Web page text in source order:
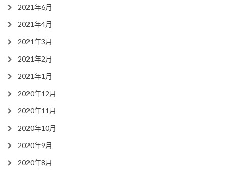
2021年6月
2021年4月
2021年3月
2021年2月
2021年1月
2020年12月
2020年11月
2020年10月
2020年9月
2020年8月